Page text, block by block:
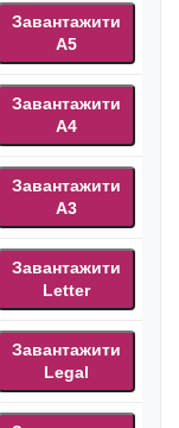
Завантажити
A5
Завантажити
A4
Завантажити
A3
Завантажити
Letter
Завантажити
Legal